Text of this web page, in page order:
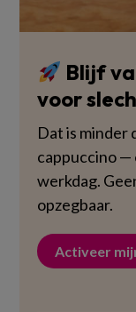
Blijf
voor
Dat is minder
cappuccino —
werkdag.
opzegbaar.
Activeer